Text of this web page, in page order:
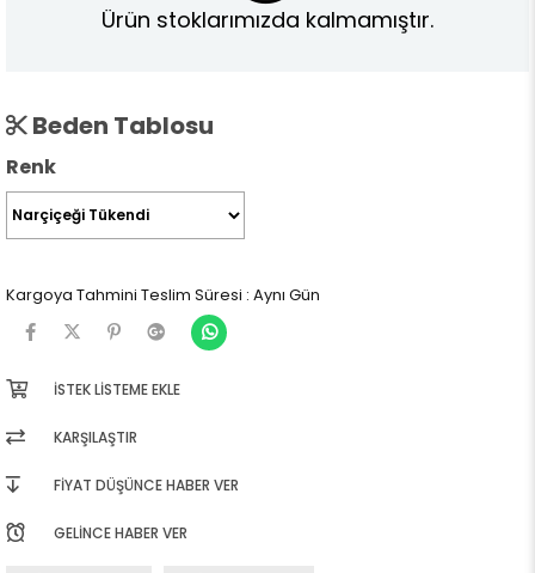
Ürün stoklarımızda kalmamıştır.
Beden Tablosu
Renk
Kargoya Tahmini Teslim Süresi : Aynı Gün
İSTEK LISTEME EKLE
KARŞILAŞTIR
FIYAT DÜŞÜNCE HABER VER
GELINCE HABER VER